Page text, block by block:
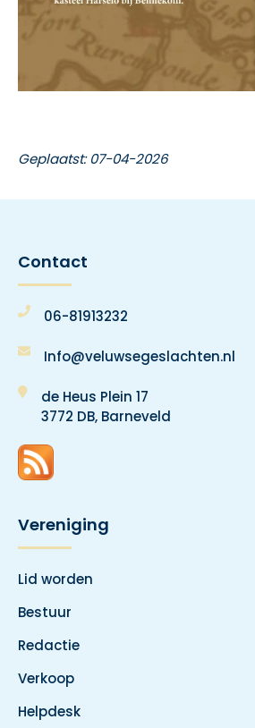
Geplaatst: 07-04-2026
Contact
06-81913232
Info@veluwsegeslachten.nl
de Heus Plein 17
3772 DB, Barneveld
Vereniging
Lid worden
Bestuur
Redactie
Verkoop
Helpdesk